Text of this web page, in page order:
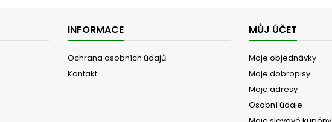
INFORMACE
Ochrana osobních údajů
Kontakt
MŮJ ÚČET
Moje objednávky
Moje dobropisy
Moje adresy
Osobní údaje